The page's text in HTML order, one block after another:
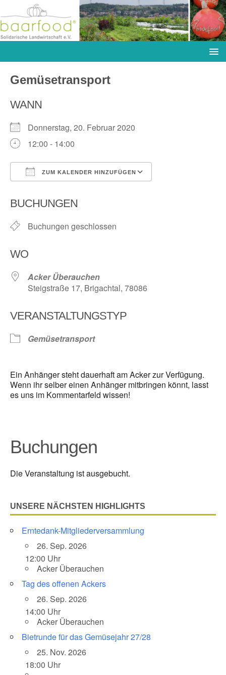
Gemüsetransport
WANN
Donnerstag, 20. Februar 2020
12:00 - 14:00
ZUM KALENDER HINZUFÜGEN
BUCHUNGEN
Buchungen geschlossen
WO
Acker Überauchen
Steigstraße 17, Brigachtal, 78086
VERANSTALTUNGSTYP
Gemüsetransport
Ein Anhänger steht dauerhaft am Acker zur Verfügung.
Wenn ihr selber einen Anhänger mitbringen könnt, lasst
es uns im Kommentarfeld wissen!
Buchungen
Die Veranstaltung ist ausgebucht.
UNSERE NÄCHSTEN HIGHLIGHTS
Erntedank-Mitgliederversammlung
26. Sep. 2026
12:00 Uhr
Acker Überauchen
Tag des offenen Ackers
26. Sep. 2026
14:00 Uhr
Acker Überauchen
Bietrunde für das Gemüsejahr 27/28
25. Nov. 2026
18:00 Uhr